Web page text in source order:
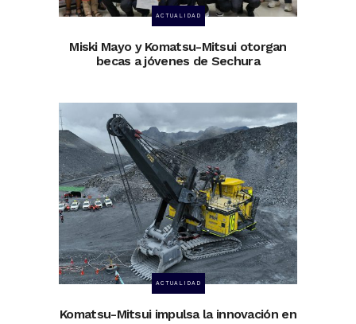
ACTUALIDAD
Miski Mayo y Komatsu-Mitsui otorgan
becas a jóvenes de Sechura
ACTUALIDAD
Komatsu-Mitsui impulsa la innovación en